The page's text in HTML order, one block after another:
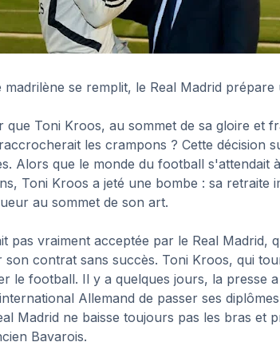
se remplit, le Real Madrid prépare
que Toni Kroos, au sommet de sa gloire et
les crampons ? Cette décision
Alors que le monde du football s'attendait
Toni Kroos a jeté une bombe : sa retraite
au sommet de son art.
pas vraiment acceptée par le Real Madrid,
son contrat sans succès. Toni Kroos, qui
le football. Il y a quelques jours, la presse
Allemand de passer ses
Madrid ne baisse toujours pas les bras et
Bavarois.